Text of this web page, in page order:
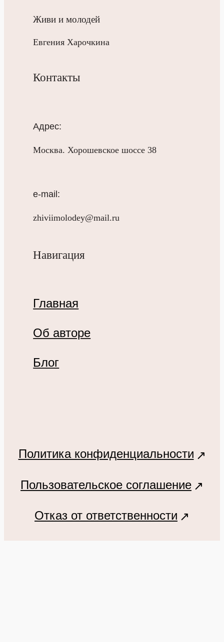
Живи и молодей
Евгения Харочкина
Контакты
Адрес:
Москва. Хорошевское шоссе 38
e-mail:
zhiviimolodey@mail.ru
Навигация
Главная
Об авторе
Блог
Политика конфиденциальности
Пользовательское соглашение
Отказ от ответственности